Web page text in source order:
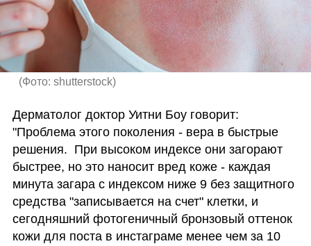
(Фото: shutterstock)
Дерматолог доктор Уитни Боу говорит:
"Проблема этого поколения - вера в быстрые
решения.  При высоком индексе они загорают
быстрее, но это наносит вред коже - каждая
минута загара с индексом ниже 9 без защитного
средства "записывается на счет" клетки, и
сегодняшний фотогеничный бронзовый оттенок
кожи для поста в инстаграме менее чем за 10